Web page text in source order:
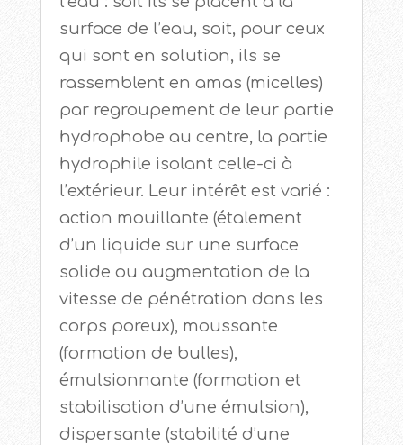
surface de l’eau, soit, pour ceux
qui sont en solution, ils se
rassemblent en amas (micelles)
par regroupement de leur partie
hydrophobe au centre, la partie
hydrophile isolant celle-ci à
l’extérieur. Leur intérêt est varié :
action mouillante (étalement
d’un liquide sur une surface
solide ou augmentation de la
vitesse de pénétration dans les
corps poreux), moussante
(formation de bulles),
émulsionnante (formation et
stabilisation d’une émulsion),
dispersante (stabilité d’une